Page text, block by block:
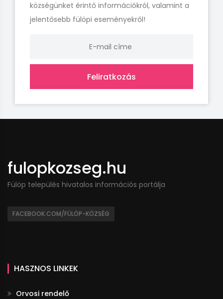
községünket érintő információkról, valamint a
jelentősebb fülöpi eseményekről!
Feliratkozás
fulopkozseg.hu
Fülöp település hivatalos információs portálja
FACEBOOK.COM/FÜLÖP-KÖZSÉG
HASZNOS LINKEK
Orvosi rendelő